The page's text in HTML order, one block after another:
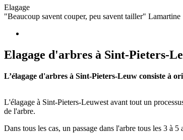
Elagage
"Beaucoup savent couper, peu savent tailler" Lamartine
Elagage d'arbres à Sint-Pieters-
L’élagage d'arbres à Sint-Pieters-Leuw consiste à
L'élagage à Sint-Pieters-Leuwest avant tout un
de l'arbre.
Dans tous les cas, un passage dans l'arbre tous les 3 à